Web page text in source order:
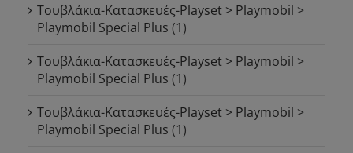
Τουβλάκια-Κατασκευές-Playset > Playmobil >
Playmobil Special Plus (1)
Τουβλάκια-Κατασκευές-Playset > Playmobil >
Playmobil Special Plus (1)
Τουβλάκια-Κατασκευές-Playset > Playmobil >
Playmobil Special Plus (1)